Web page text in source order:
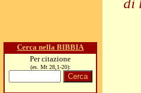
Cerca nella BIBBIA
Per citazione
(es. Mt 28,1-20):